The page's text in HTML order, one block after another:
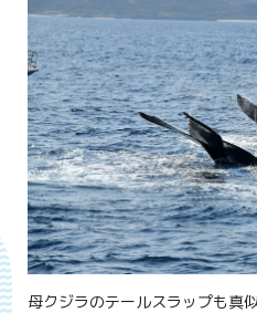
母クジラのテールスラップも真